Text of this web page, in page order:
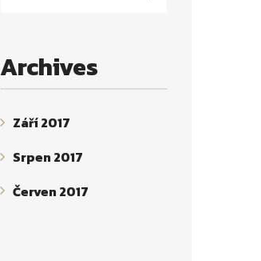
Archives
Září 2017
Srpen 2017
Červen 2017